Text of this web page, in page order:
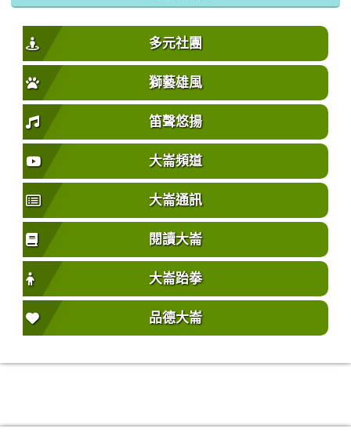
多元社團
獅藝雄風
笛聲悠揚
大崙頻道
大崙通訊
閱讀大崙
大崙跆拳
品德大崙